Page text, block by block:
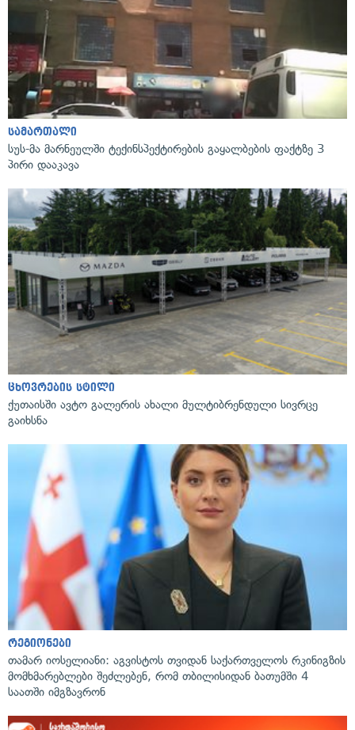
სამართალი
სუს-მა მარნეულში ტექინსპექტირების გაყალბების ფაქტზე 3
პირი დააკავა
ცხოვრების სტილი
ქუთაისში ავტო გალერის ახალი მულტიბრენდული სივრცე
გაიხსნა
რეგიონები
თამარ იოსელიანი: აგვისტოს თვიდან საქართველოს რკინიგზის
მომხმარებლები შეძლებენ, რომ თბილისიდან ბათუმში 4
საათში იმგზავრონ